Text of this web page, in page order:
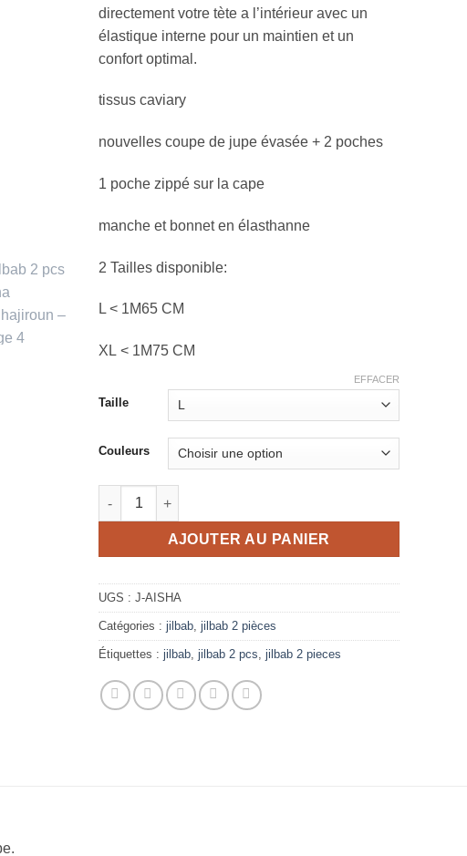
directement votre tète a l’intérieur avec un
élastique interne pour un maintien et un
confort optimal.
tissus caviary
nouvelles coupe de jupe évasée + 2 poches
1 poche zippé sur la cape
manche et bonnet en élasthanne
2 Tailles disponible:
L < 1M65 CM
XL < 1M75 CM
Taille
Couleurs
EFFACER
quantité de Jilbab 2 pcs Aisha Mouhajiroun
AJOUTER AU PANIER
UGS : J-AISHA
Catégories : jilbab jilbab 2 pièces
Étiquettes : jilbab jilbab 2 pcs jilbab 2 pieces